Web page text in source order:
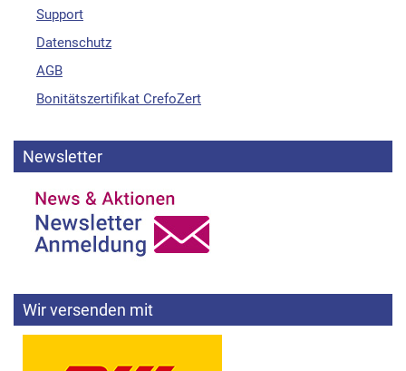
Support
Datenschutz
AGB
Bonitätszertifikat CrefoZert
Newsletter
Wir versenden mit